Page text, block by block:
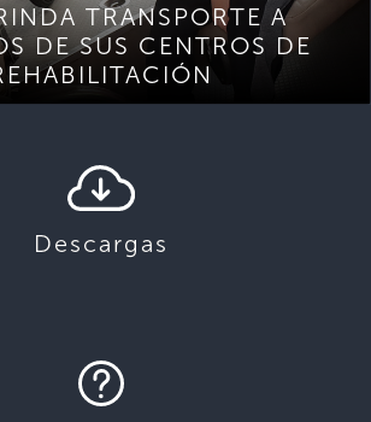
TRANSPORTE A
DE SUS CENTROS DE
Descargas